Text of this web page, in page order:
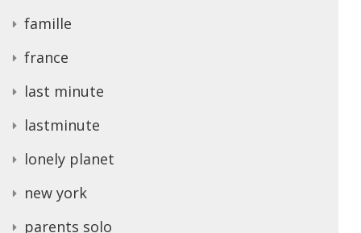
famille
france
last minute
lastminute
lonely planet
new york
parents solo